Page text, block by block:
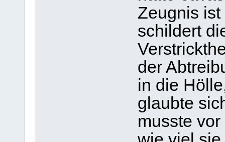
Zeugnis
schildert
der
in die
glaubte
musste